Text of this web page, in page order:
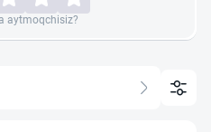
aytmoqchisiz?